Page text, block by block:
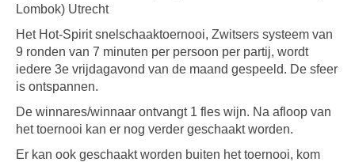
Lombok) Utrecht
Het Hot-Spirit snelschaaktoernooi, Zwitsers systeem van
9 ronden van 7 minuten per persoon per partij, wordt
iedere 3e vrijdagavond van de maand gespeeld. De sfeer
is ontspannen.
De winnares/winnaar ontvangt 1 fles wijn. Na afloop van
het toernooi kan er nog verder geschaakt worden.
Er kan ook geschaakt worden buiten het toernooi, kom